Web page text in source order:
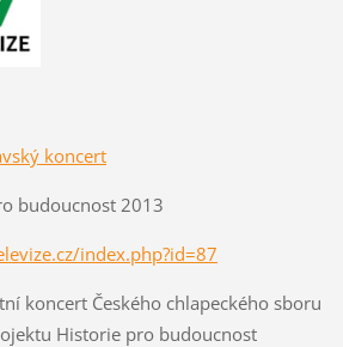
koncert
budoucnost 2013
index.php?id=87
koncert Českého chlapeckého sboru
Historie pro budoucnost